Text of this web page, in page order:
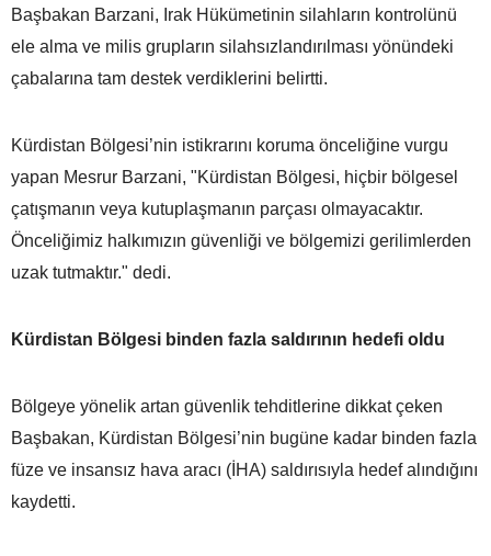
Başbakan Barzani, Irak Hükümetinin silahların kontrolünü
ele alma ve milis grupların silahsızlandırılması yönündeki
çabalarına tam destek verdiklerini belirtti.
Kürdistan Bölgesi’nin istikrarını koruma önceliğine vurgu
yapan Mesrur Barzani, "Kürdistan Bölgesi, hiçbir bölgesel
çatışmanın veya kutuplaşmanın parçası olmayacaktır.
Önceliğimiz halkımızın güvenliği ve bölgemizi gerilimlerden
uzak tutmaktır." dedi.
Kürdistan Bölgesi binden fazla saldırının hedefi oldu
Bölgeye yönelik artan güvenlik tehditlerine dikkat çeken
Başbakan, Kürdistan Bölgesi’nin bugüne kadar binden fazla
füze ve insansız hava aracı (İHA) saldırısıyla hedef alındığını
kaydetti.